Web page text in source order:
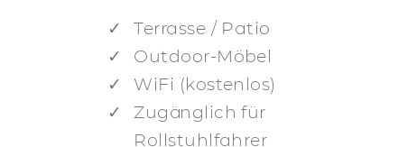
Terrasse / Patio
Outdoor-Möbel
WiFi (kostenlos)
Zugänglich für
Rollstuhlfahrer